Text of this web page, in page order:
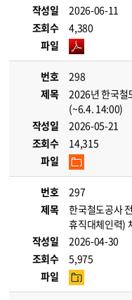
작성일
2026-06-11
조회수
4,380
파일
번호
298
제목
2026년 한국철
(~6.4. 14:00)
작성일
2026-05-21
조회수
14,315
파일
번호
297
제목
한국철도공사
휴직대체인력)
작성일
2026-04-30
조회수
5,975
파일